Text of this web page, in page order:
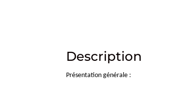
Description
Présentation générale :